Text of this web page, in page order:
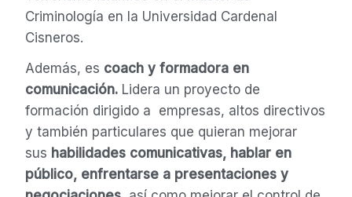
Criminología en la Universidad Cardenal
Cisneros.
Además, es coach y formadora en
comunicación.Lidera un proyecto de
formación dirigido a empresas, altos directivos
y también particulares que quieran mejorar
sus habilidades comunicativas, hablar en
público, enfrentarse a presentaciones y